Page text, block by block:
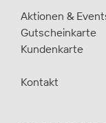
Aktionen &
Gutscheinkarte
Kundenkarte
Kontakt